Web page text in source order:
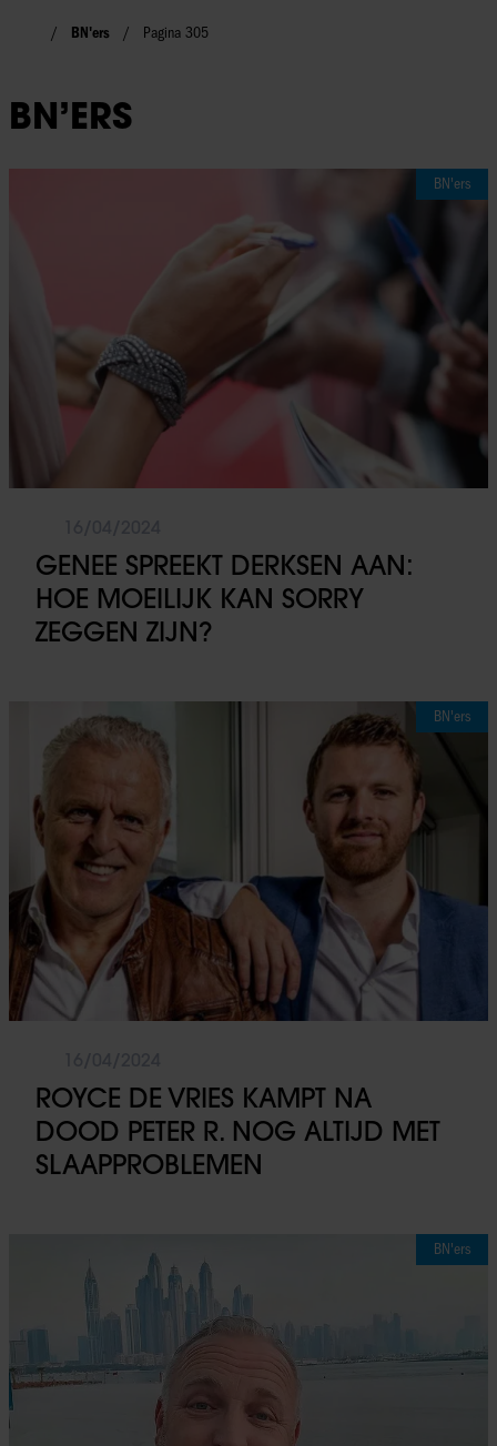
BN'ers Pagina 305
BN’ERS
BN'ers
GENEE SPREEKT DERKSEN AAN:
HOE MOEILIJK KAN SORRY
ZEGGEN ZIJN?
BN'ers
ROYCE DE VRIES KAMPT NA
DOOD PETER R. NOG ALTIJD MET
SLAAPPROBLEMEN
BN'ers